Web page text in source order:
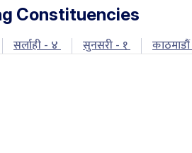
Constituencies
सर्लाही - ४ सुनसरी - १